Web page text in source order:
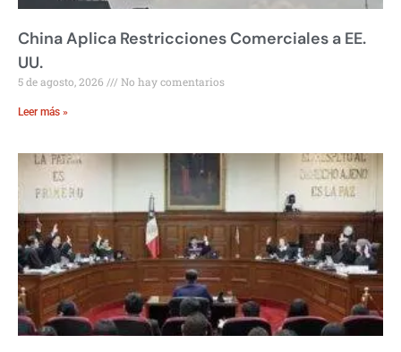
China Aplica Restricciones Comerciales a EE.
UU.
5 de agosto, 2026 No hay comentarios
Leer más »